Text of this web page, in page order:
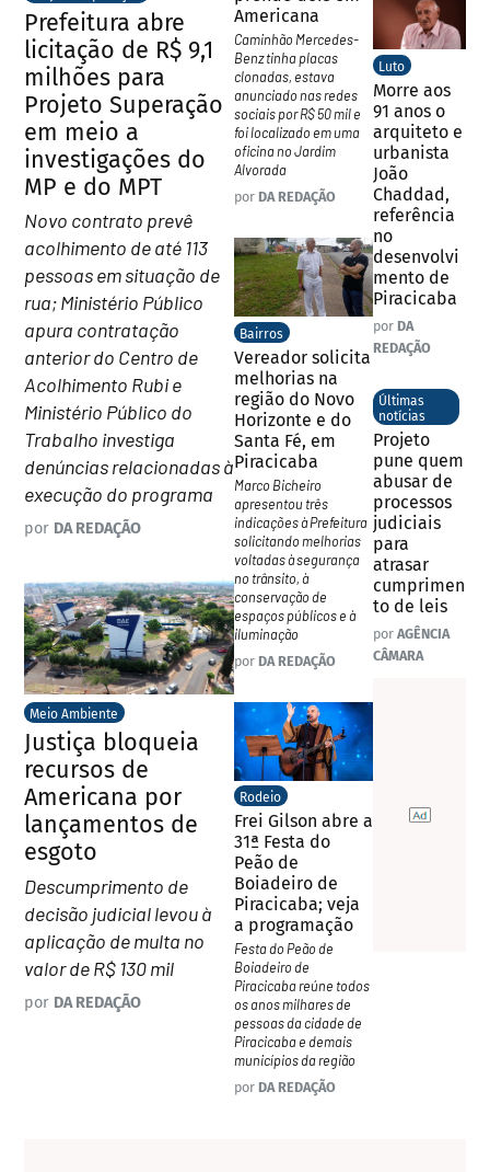
Prefeitura abre
licitação de R$ 9,1
milhões para
Projeto Superação
em meio a
investigações do
MP e do MPT
Novo contrato prevê
acolhimento de até 113
pessoas em situação de
rua; Ministério Público
apura contratação
anterior do Centro de
Acolhimento Rubi e
Ministério Público do
Trabalho investiga
denúncias relacionadas à
execução do programa
por DA REDAÇÃO
Meio Ambiente
Justiça bloqueia
recursos de
Americana por
lançamentos de
esgoto
Descumprimento de
decisão judicial levou à
aplicação de multa no
valor de R$ 130 mil
por DA REDAÇÃO
Americana
Caminhão Mercedes-
Benz tinha placas
clonadas, estava
anunciado nas redes
sociais por R$ 50 mil e
foi localizado em uma
oficina no Jardim
Alvorada
por DA REDAÇÃO
Bairros
Vereador solicita
melhorias na
região do Novo
Horizonte e do
Santa Fé, em
Piracicaba
Marco Bicheiro
apresentou três
indicações à Prefeitura
solicitando melhorias
voltadas à segurança
no trânsito, à
conservação de
espaços públicos e à
iluminação
por DA REDAÇÃO
Rodeio
Frei Gilson abre a
31ª Festa do
Peão de
Boiadeiro de
Piracicaba; veja
a programação
Festa do Peão de
Boiadeiro de
Piracicaba reúne todos
os anos milhares de
pessoas da cidade de
Piracicaba e demais
municípios da região
por DA REDAÇÃO
Luto
Morre aos
91 anos o
arquiteto e
urbanista
João
Chaddad,
referência
no
desenvolvi
mento de
Piracicaba
por DA
REDAÇÃO
Últimas
notícias
Projeto
pune quem
abusar de
processos
judiciais
para
atrasar
cumprimen
to de leis
por AGÊNCIA
CÂMARA